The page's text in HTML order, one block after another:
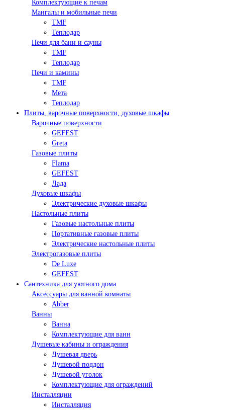
Комплектующие к печам
Мангалы и мобильные печи
TMF
Теплодар
Печи для бани и сауны
TMF
Теплодар
Печи и камины
TMF
Мета
Теплодар
Плиты, варочные поверхности, духовые шкафы
Варочные поверхности
GEFEST
Greta
Газовые плиты
Flama
GEFEST
Лада
Духовые шкафы
Электрические духовые шкафы
Настольные плиты
Газовые настольные плиты
Портативные газовые плиты
Электрические настольные плиты
Электрогазовые плиты
De Luxe
GEFEST
Сантехника для уютного дома
Аксессуары для ванной комнаты
Abber
Ванны
Ванна
Комплектующие для ванн
Душевые кабины и ограждения
Душевая дверь
Душевой поддон
Душевой уголок
Комплектующие для ограждений
Инсталляции
Инсталляция